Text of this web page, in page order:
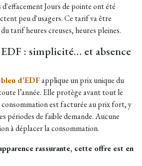
d'effacement Jours de pointe ont été
peu d'usagers. Ce tarif va être
tarif heures creuses, heures pleines.
EDF : simplicité… et absence
d’EDFapplique un prix unique du
l’année. Elle protège avant tout le
est facturée au prix fort, y
périodes de faible demande. Aucune
à déplacer la consommation.
rassurante, cette offre est en